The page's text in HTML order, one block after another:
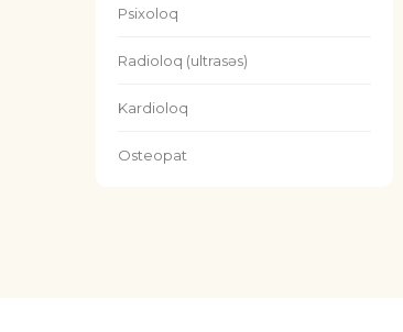
Psixoloq
Radioloq (ultrasəs)
Kardioloq
Osteopat